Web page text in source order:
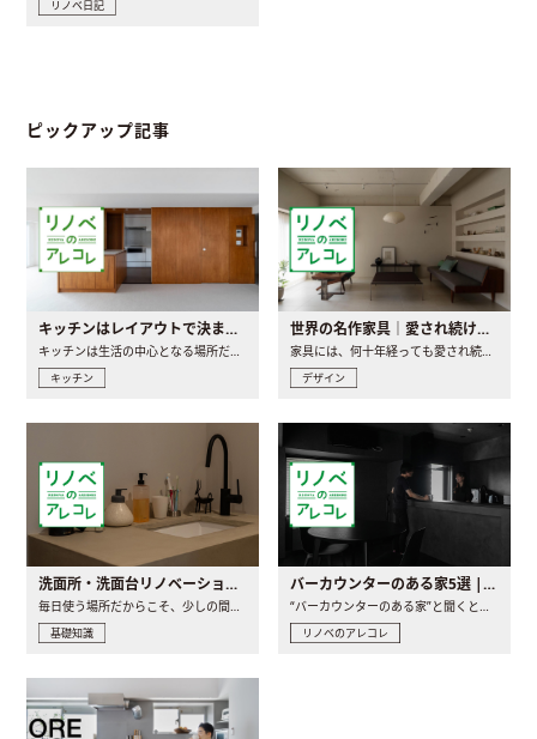
リノベ日記
ピックアップ記事
キッチンはレイアウトで決まる。後悔しないための考え方と選び方
キッチンは生活の中心となる場所だからこそ、家の中のどこに置..
キッチン
世界の名作家具｜愛され続ける理由と一生モノとの出会い方
家具には、何十年経っても愛され続ける「名作」と呼ばれるもの..
デザイン
洗面所・洗面台リノベーションの事例と間取りアイデア
基礎知識
バーカウンターのある家5選 | 日常に馴染む“距離の近い”キッチンとは
リノベのアレコレ